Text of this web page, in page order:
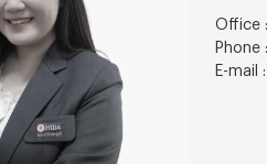
Office
Phone
E-mail